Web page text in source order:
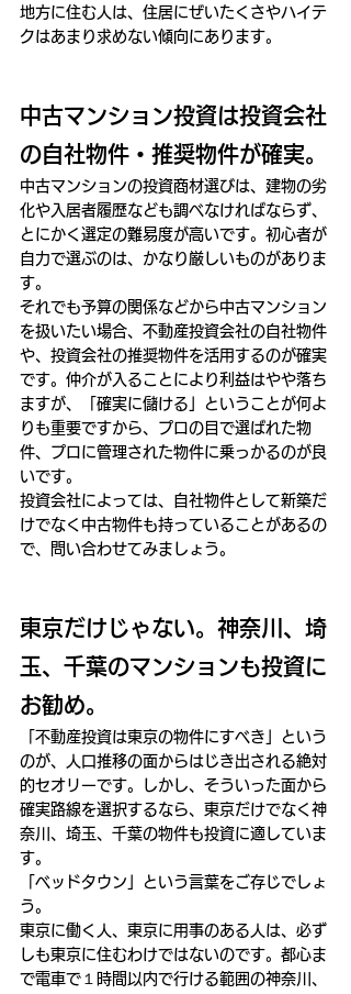
地方に住む人は、住居にぜいたくさやハイテ
クはあまり求めない傾向にあります。
中古マンション投資は投資会社
の自社物件・推奨物件が確実。
中古マンションの投資商材選びは、建物の劣
化や入居者履歴なども調べなければならず、
とにかく選定の難易度が高いです。初心者が
自力で選ぶのは、かなり厳しいものがありま
す。
それでも予算の関係などから中古マンション
を扱いたい場合、不動産投資会社の自社物件
や、投資会社の推奨物件を活用するのが確実
です。仲介が入ることにより利益はやや落ち
ますが、「確実に儲ける」ということが何よ
りも重要ですから、プロの目で選ばれた物
件、プロに管理された物件に乗っかるのが良
いです。
投資会社によっては、自社物件として新築だ
けでなく中古物件も持っていることがあるの
で、問い合わせてみましょう。
東京だけじゃない。神奈川、埼
玉、千葉のマンションも投資に
お勧め。
「不動産投資は東京の物件にすべき」という
のが、人口推移の面からはじき出される絶対
的セオリーです。しかし、そういった面から
確実路線を選択するなら、東京だけでなく神
奈川、埼玉、千葉の物件も投資に適していま
す。
「ベッドタウン」という言葉をご存じでしょ
う。
東京に働く人、東京に用事のある人は、必ず
しも東京に住むわけではないのです。都心ま
で電車で１時間以内で行ける範囲の神奈川、